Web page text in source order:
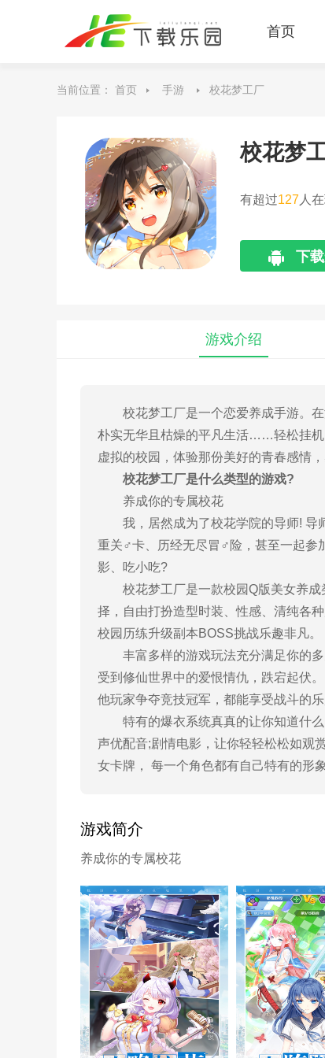
首页
当前位置： 首页 手游 校花梦工厂
校花梦
有超过127 人
校花梦
下
游戏介绍
校花梦工厂是一个恋爱养成手游。在
朴实无华且枯燥的平凡生活……轻松挂机
虚拟的校园，体验那份美好的青春感情
校花梦工厂是什么类型的游戏?
养成你的专属校花
我，居然成为了校花学院的导师! 导
重关♂卡、历经无尽冒♂险，甚至一起参
影、吃小吃?
校花梦工厂是一款校园Q版美女养成
择，自由打扮造型时装、性感、清纯各
校园历练升级副本BOSS挑战乐趣非凡。
丰富多样的游戏玩法充分满足你的多
受到修仙世界中的爱恨情仇，跌宕起伏
他玩家争夺竞技冠军，都能享受战斗的
特有的爆衣系统真真的让你知道什么
声优配音;剧情电影，让你轻轻松松如观
女卡牌， 每一个角色都有自己特有的形
游戏简介
养成你的专属校花